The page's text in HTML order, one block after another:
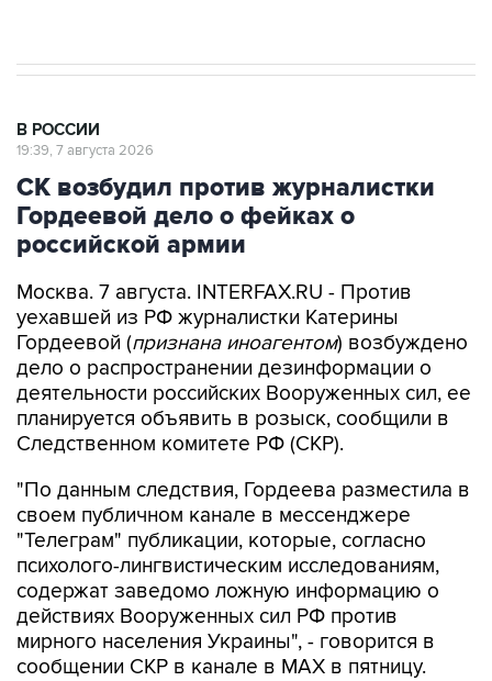
В РОССИИ
19:39, 7 августа 2026
СК возбудил против журналистки
Гордеевой дело о фейках о
российской армии
Москва. 7 августа. INTERFAX.RU - Против
уехавшей из РФ журналистки Катерины
Гордеевой (признана иноагентом) возбуждено
дело о распространении дезинформации о
деятельности российских Вооруженных сил, ее
планируется объявить в розыск, сообщили в
Следственном комитете РФ (СКР).
"По данным следствия, Гордеева разместила в
своем публичном канале в мессенджере
"Телеграм" публикации, которые, согласно
психолого-лингвистическим исследованиям,
содержат заведомо ложную информацию о
действиях Вооруженных сил РФ против
мирного населения Украины", - говорится в
сообщении СКР в канале в MAX в пятницу.